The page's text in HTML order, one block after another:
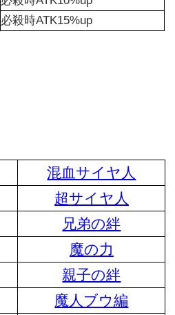
必殺時ATK15%up
混血サイヤ人
超サイヤ人
兄弟の絆
魔の力
親子の絆
魔人ブウ編